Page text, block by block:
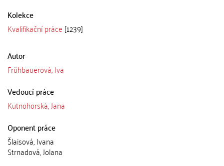
Kolekce
Kvalifikační práce [1239]
Autor
Frühbauerová, Iva
Vedoucí práce
Kutnohorská, Jana
Oponent práce
Šlaisová, Ivana
Strnadová, Jolana